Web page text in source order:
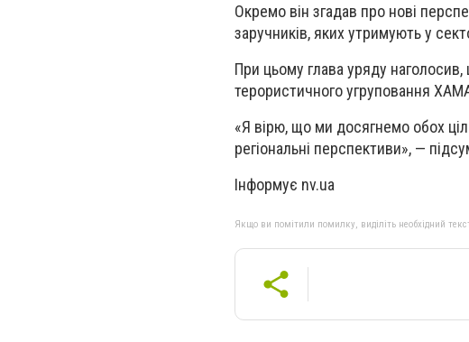
Окремо він згадав про нові
заручників, яких утримують у
При цьому глава уряду
терористичного угруповання
«Я вірю, що ми досягнемо обох
регіональні перспективи», —
Інформує nv.ua
Якщо ви помітили помилку, виділіть необхідний